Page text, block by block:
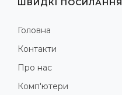
ШВИДКІ ПОСИЛАННЯ
Головна
Контакти
Про нас
Комп'ютери